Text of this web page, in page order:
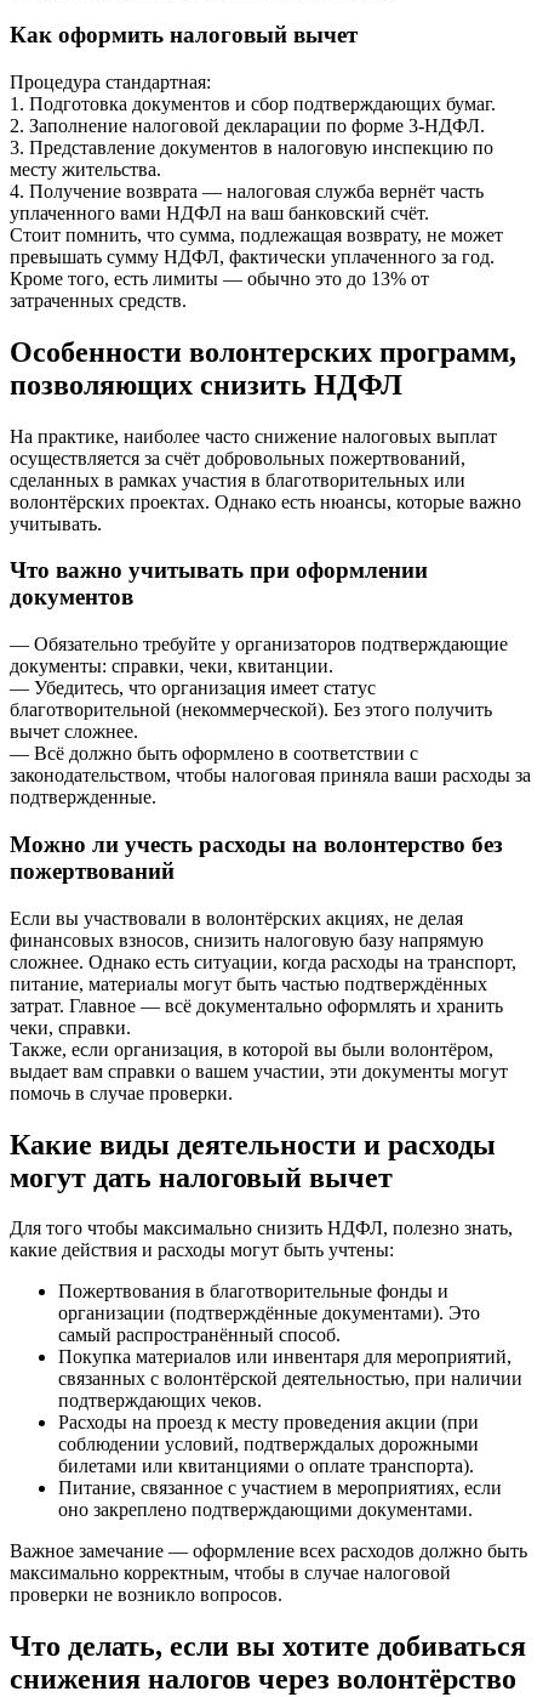
Как оформить налоговый вычет
Процедура стандартная:
1. Подготовка документов и сбор подтверждающих бумаг.
2. Заполнение налоговой декларации по форме 3-НДФЛ.
3. Представление документов в налоговую инспекцию по
месту жительства.
4. Получение возврата — налоговая служба вернёт часть
уплаченного вами НДФЛ на ваш банковский счёт.
Стоит помнить, что сумма, подлежащая возврату, не может
превышать сумму НДФЛ, фактически уплаченного за год.
Кроме того, есть лимиты — обычно это до 13% от
затраченных средств.
Особенности волонтерских программ,
позволяющих снизить НДФЛ
На практике, наиболее часто снижение налоговых выплат
осуществляется за счёт добровольных пожертвований,
сделанных в рамках участия в благотворительных или
волонтёрских проектах. Однако есть нюансы, которые важно
учитывать.
Что важно учитывать при оформлении
документов
— Обязательно требуйте у организаторов подтверждающие
документы: справки, чеки, квитанции.
— Убедитесь, что организация имеет статус
благотворительной (некоммерческой). Без этого получить
вычет сложнее.
— Всё должно быть оформлено в соответствии с
законодательством, чтобы налоговая приняла ваши расходы за
подтвержденные.
Можно ли учесть расходы на волонтерство без
пожертвований
Если вы участвовали в волонтёрских акциях, не делая
финансовых взносов, снизить налоговую базу напрямую
сложнее. Однако есть ситуации, когда расходы на транспорт,
питание, материалы могут быть частью подтверждённых
затрат. Главное — всё документально оформлять и хранить
чеки, справки.
Также, если организация, в которой вы были волонтёром,
выдает вам справки о вашем участии, эти документы могут
помочь в случае проверки.
Какие виды деятельности и расходы
могут дать налоговый вычет
Для того чтобы максимально снизить НДФЛ, полезно знать,
какие действия и расходы могут быть учтены:
Пожертвования в благотворительные фонды и
организации (подтверждённые документами). Это
самый распространённый способ.
Покупка материалов или инвентаря для мероприятий,
связанных с волонтёрской деятельностью, при наличии
подтверждающих чеков.
Расходы на проезд к месту проведения акции (при
соблюдении условий, подтверждалых дорожными
билетами или квитанциями о оплате транспорта).
Питание, связанное с участием в мероприятиях, если
оно закреплено подтверждающими документами.
Важное замечание — оформление всех расходов должно быть
максимально корректным, чтобы в случае налоговой
проверки не возникло вопросов.
Что делать, если вы хотите добиваться
снижения налогов через волонтёрство